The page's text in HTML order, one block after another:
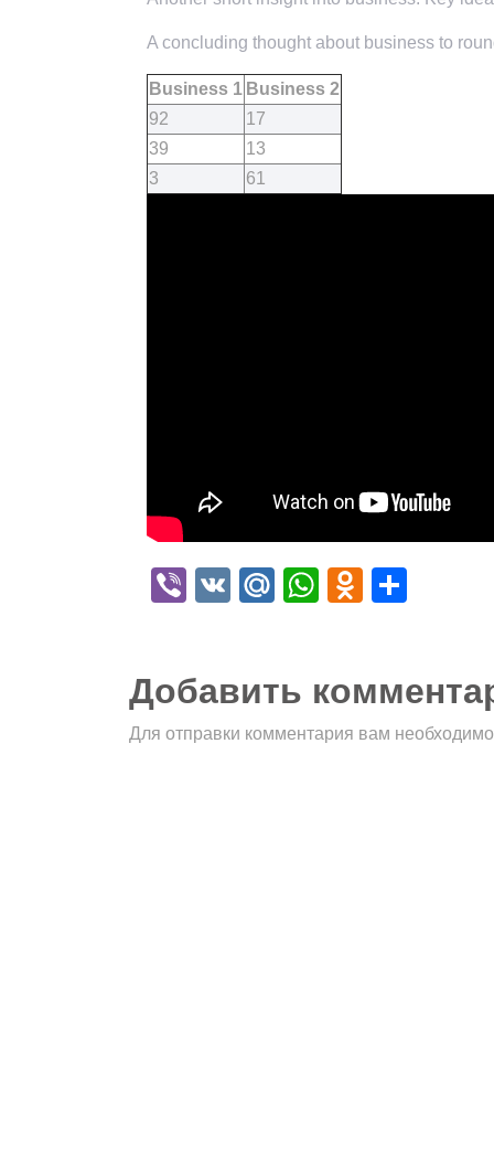
A concluding thought about business to
Business 1 Business 2
92
17
39
13
3
61
Viber
VK Mail.Ru
WhatsApp
Добавить
Для отправки комментария вам